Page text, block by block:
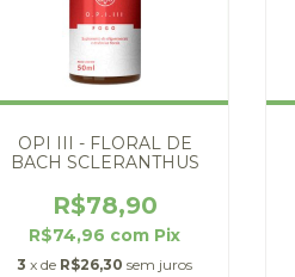
OPI III - FLORAL DE
BACH SCLERANTHUS
R$78,90
R$74,96 com Pix
3 x de R$26,30 sem juros